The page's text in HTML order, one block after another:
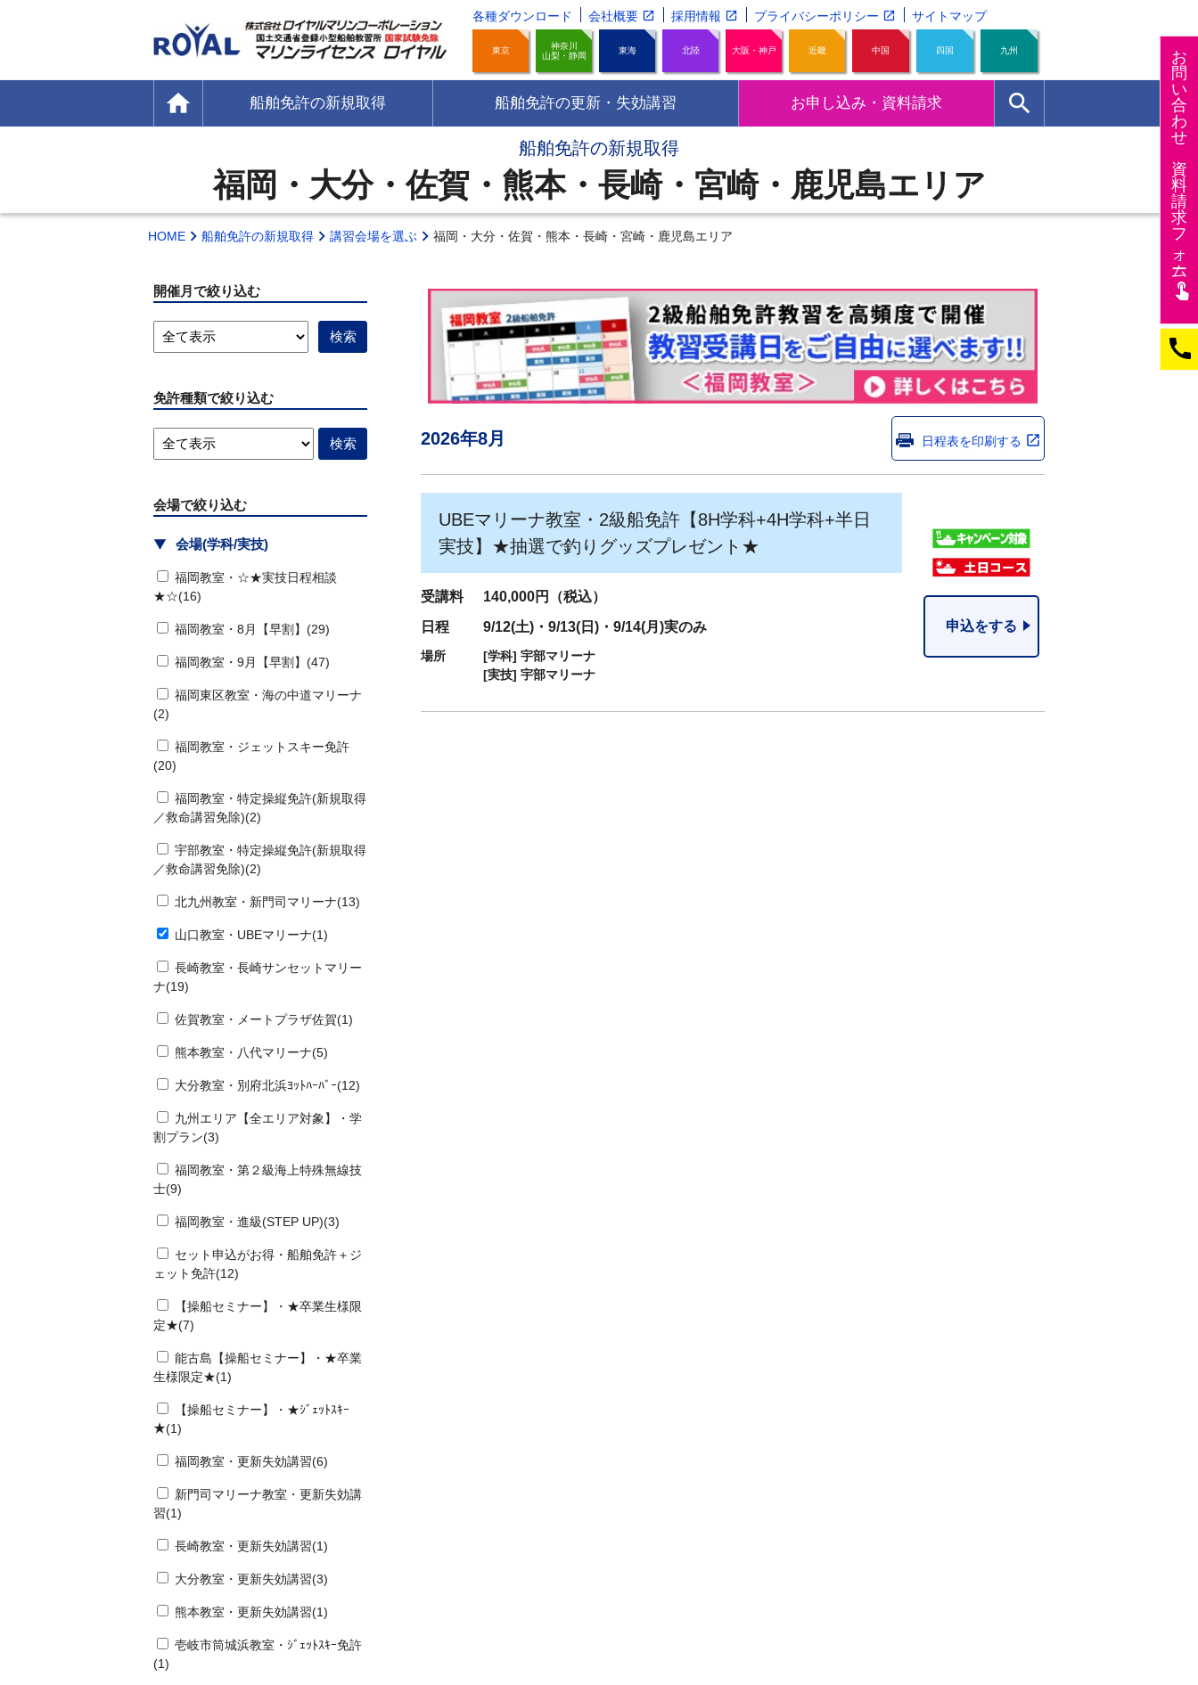
各種ダウンロード 会社概要 採用情報 プライバシーポリシー サイトマップ
東京
神奈川
山梨・静岡
東海 北陸 大阪・神戸 近畿 中国 四国 九州
home 船舶免許の新規取得 船舶免許の更新・失効講習 お申し込み・資料請求 search
お
問
い
合
わ
せ
資
料
請
求
フ
ォー
ム
touch_app
call
船舶免許の新規取得
福岡・大分・佐賀・熊本・長崎・宮崎・鹿児島エリア
HOME 船舶免許の新規取得 講習会場を選ぶ 福岡・大分・佐賀・熊本・長崎・宮崎・鹿児島エリア
開催月で絞り込む
免許種類で絞り込む
会場で絞り込む
会場(学科/実技)
福岡教室・☆★実技日程相談
★☆(16)
福岡教室・8月【早割】(29)
福岡教室・9月【早割】(47)
福岡東区教室・海の中道マリーナ
(2)
福岡教室・ジェットスキー免許
(20)
福岡教室・特定操縦免許(新規取得
／救命講習免除)(2)
宇部教室・特定操縦免許(新規取得
／救命講習免除)(2)
北九州教室・新門司マリーナ(13)
山口教室・UBEマリーナ(1)
長崎教室・長崎サンセットマリー
ナ(19)
佐賀教室・メートプラザ佐賀(1)
熊本教室・八代マリーナ(5)
大分教室・別府北浜ﾖｯﾄﾊｰﾊﾞｰ(12)
九州エリア【全エリア対象】・学
割プラン(3)
福岡教室・第２級海上特殊無線技
士(9)
福岡教室・進級(STEP UP)(3)
セット申込がお得・船舶免許＋ジ
ェット免許(12)
【操船セミナー】・★卒業生様限
定★(7)
能古島【操船セミナー】・★卒業
生様限定★(1)
【操船セミナー】・★ｼﾞｪｯﾄｽｷｰ
★(1)
福岡教室・更新失効講習(6)
新門司マリーナ教室・更新失効講
習(1)
長崎教室・更新失効講習(1)
大分教室・更新失効講習(3)
熊本教室・更新失効講習(1)
壱岐市筒城浜教室・ｼﾞｪｯﾄｽｷｰ免許
(1)
2026年8月 日程表を印刷する
UBEマリーナ教室・2級船免許【8H学科+4H学科+半日
実技】★抽選で釣りグッズプレゼント★
受講料
140,000円（税込）
日程
9/12(土)・9/13(日)・9/14(月)実のみ
場所 [学科] 宇部マリーナ
[実技] 宇部マリーナ
申込をする